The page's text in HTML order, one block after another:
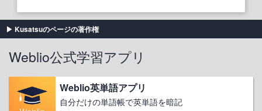
Kusatsuのページの著作権
Weblio公式学習アプリ
Weblio英単語アプリ
自分だけの単語帳で英単語を暗記